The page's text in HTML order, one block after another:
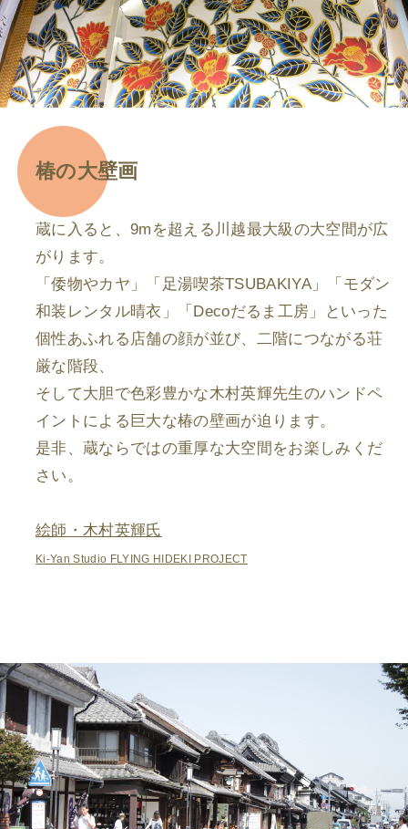
椿の大壁画
蔵に入ると、9mを超える川越最大級の大空間が広
がります。
「倭物やカヤ」「足湯喫茶TSUBAKIYA」「モダン
和装レンタル晴衣」「Decoだるま工房」といった
個性あふれる店舗の顔が並び、二階につながる荘
厳な階段、
そして大胆で色彩豊かな木村英輝先生のハンドペ
イントによる巨大な椿の壁画が迫ります。
是非、蔵ならではの重厚な大空間をお楽しみくだ
さい。
絵師・木村英輝氏
Ki-Yan Studio FLYING HIDEKI PROJECT